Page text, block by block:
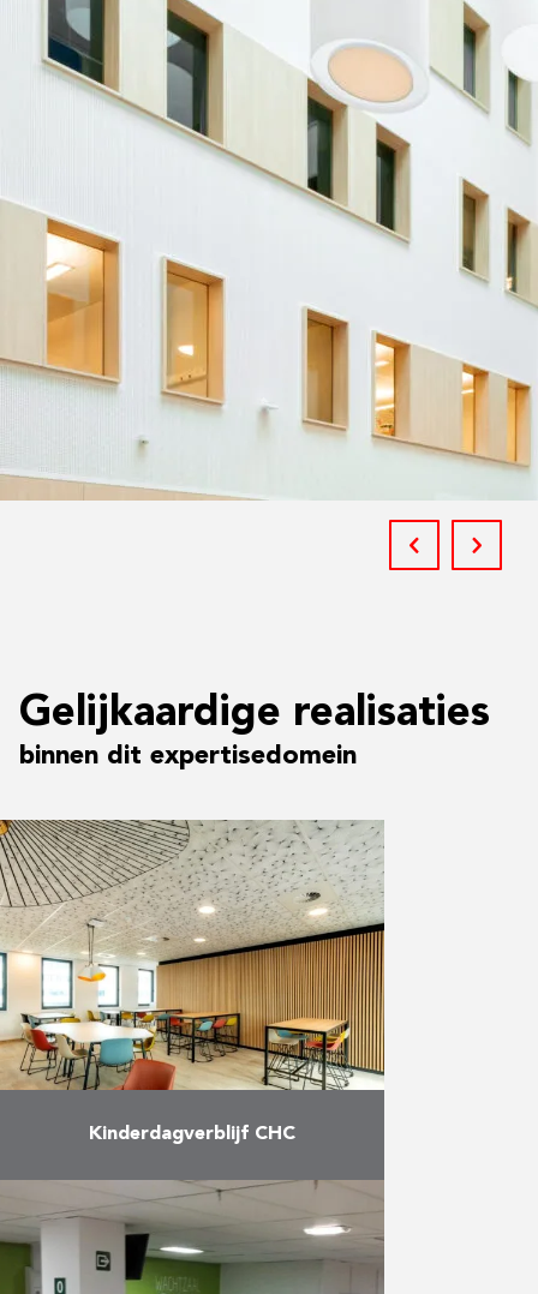
Gelijkaardige realisaties
binnen dit expertisedomein
Kinderdagverblijf CHC
Bouw van een dienstengebouw,
van een crèche en een parking
alsook de omgevingsaanleg voor
het ziekenhuis MontLégia: 300